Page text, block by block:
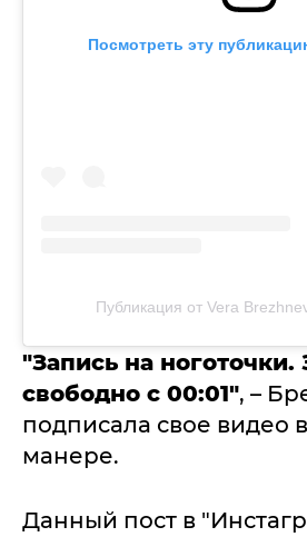
Посмотреть эту
Публикация от Vera
"Запись на ноготочки.
свободно с 00:01", –
подписала свое видео
манере.
Данный пост в